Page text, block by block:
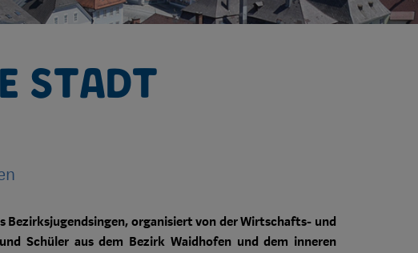
Stadt
Bezirksjugendsingen, organisiert von der Wirtschafts- und
Schüler aus dem Bezirk Waidhofen und dem inneren